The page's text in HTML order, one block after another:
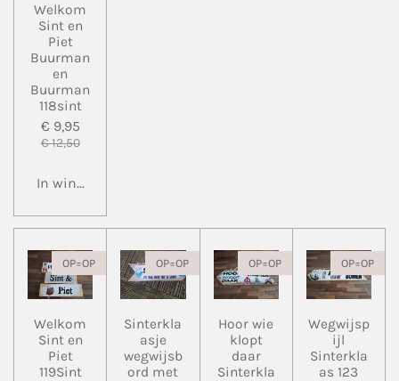
Welkom
Sint en
Piet
Buurman
en
Buurman
118sint
€ 9,95
€ 12,50
In winkelwagen
OP=OP
Welkom
Sint en
Piet
119Sint
OP=OP
Sinterkla
asje
wegwijsb
ord met
OP=OP
Hoor wie
klopt
daar
Sinterkla
OP=OP
Wegwijsp
ijl
Sinterkla
as 123